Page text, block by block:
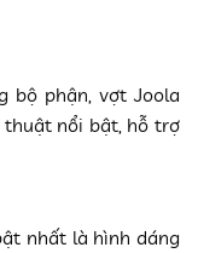
bộ phận, vợt Joola
nổi bật, hỗ trợ
nhất là hình dáng